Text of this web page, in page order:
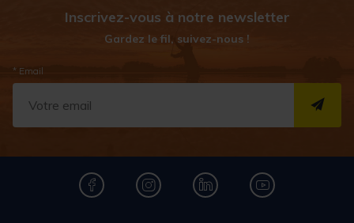
Inscrivez-vous à notre newsletter
Gardez le fil, suivez-nous !
* Email